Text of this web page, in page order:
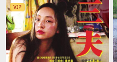
VIP